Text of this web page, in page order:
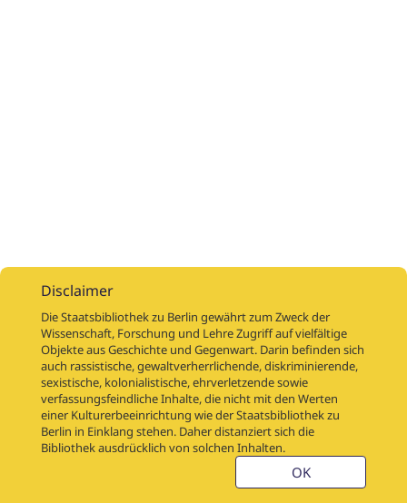
DigitalisierungsaufträgeÜberDigitalisierungsprojekteLinks
DigiworkflowWeitere digitalisierte Bestände
Kontakt
Nutzungsbedingungen
Startseite der SBB
Stabikat
Weitere Kataloge der SBB
Disclaimer
Die Staatsbibliothek zu Berlin gewährt zum Zweck der
Wissenschaft, Forschung und Lehre Zugriff auf vielfältige
Objekte aus Geschichte und Gegenwart. Darin befinden sich
auch rassistische, gewaltverherrlichende, diskriminierende,
sexistische, kolonialistische, ehrverletzende sowie
verfassungsfeindliche Inhalte, die nicht mit den Werten
einer Kulturerbeeinrichtung wie der Staatsbibliothek zu
Berlin in Einklang stehen. Daher distanziert sich die
Bibliothek ausdrücklich von solchen Inhalten.
OK